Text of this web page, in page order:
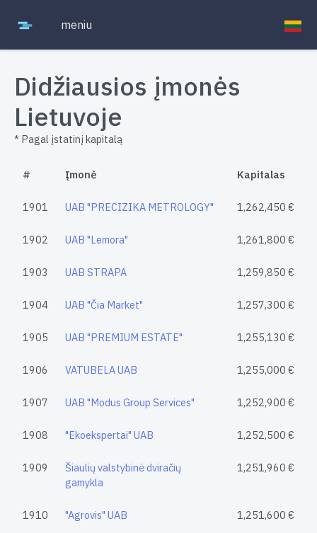
meniu
Didžiausios įmonės
Lietuvoje
* Pagal įstatinį kapitalą
# Įmonė Kapitalas
1901 UAB "PRECIZIKA METROLOGY" 1,262,450 €
1902 UAB "Lemora" 1,261,800 €
1903 UAB STRAPA 1,259,850 €
1904 UAB "Čia Market" 1,257,300 €
1905 UAB "PREMIUM ESTATE" 1,255,130 €
1906 VATUBELA UAB 1,255,000 €
1907 UAB "Modus Group Services" 1,252,900 €
1908 "Ekoekspertai" UAB 1,252,500 €
1909
Šiaulių valstybinė dviračių
gamykla
1,251,960 €
1910 "Agrovis" UAB 1,251,600 €